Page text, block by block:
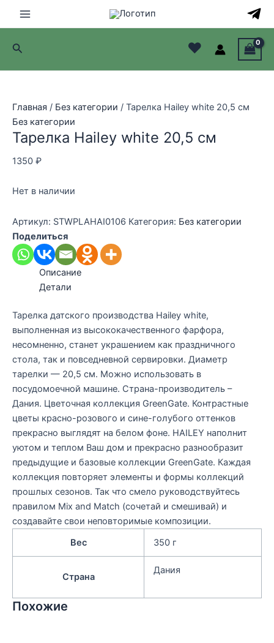
Main
Menu
Поиск ♥
Главная / Без категории / Тарелка Hailey white 20,5 см
Без категории
Тарелка Hailey white 20,5 см
1350 ₽
Нет в наличии
Артикул: STWPLAHAI0106 Категория: Без категории
Поделиться
Описание
Детали
Тарелка датского производства Hailey white,
выполненная из высококачественного фарфора,
несомненно, станет украшением как праздничного
стола, так и повседневной сервировки. Диаметр
тарелки — 20,5 см. Можно использовать в
посудомоечной машине. Страна-производитель –
Дания. Цветочная коллекция GreenGate. Контрастные
цветы красно-розового и сине-голубого оттенков
прекрасно выглядят на белом фоне. HAILEY наполнит
уютом и теплом Ваш дом и прекрасно разнообразит
предыдущие и базовые коллекции GreenGate. Каждая
коллекция повторяет элементы и формы коллекций
прошлых сезонов. Так что смело руководствуйтесь
правилом Mix and Match (сочетай и смешивай) и
создавайте свои неповторимые композиции.
Вес
350 г
Страна
Дания
Похожие